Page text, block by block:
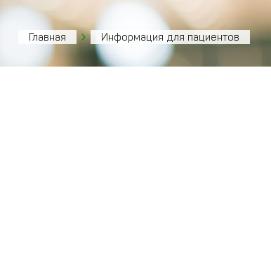
Главная Информация для пациентов